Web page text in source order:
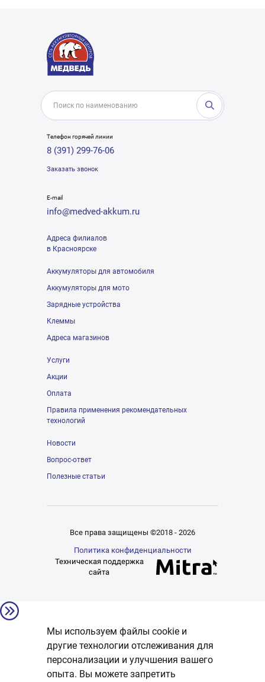
Телефон горячей линии
8 (391) 299-76-06
Заказать звонок
E-mail
info@medved-akkum.ru
Адреса филиалов
в Красноярске
Аккумуляторы для автомобиля
Аккумуляторы для мото
Зарядные устройства
Клеммы
Адреса магазинов
Услуги
Акции
Оплата
Правила применения рекомендательных
технологий
Новости
Вопрос-ответ
Полезные статьи
Все права защищены ©2018 - 2026
Политика конфиденциальности
Техническая поддержка
сайта
Мы используем файлы cookie и
другие технологии отслеживания для
персонализации и улучшения вашего
опыта. Вы можете запретить